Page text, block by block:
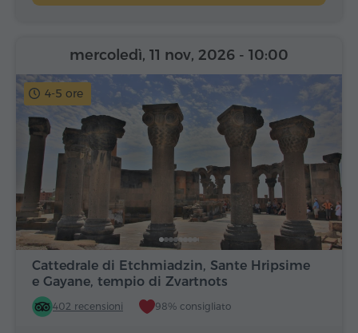
4-5 ore
Cattedrale di Etchmiadzin, Sante Hripsime
e Gayane, tempio di Zvartnots
402 recensioni 98% consigliato
mercoledì, 11 nov, 2026 - 10:00